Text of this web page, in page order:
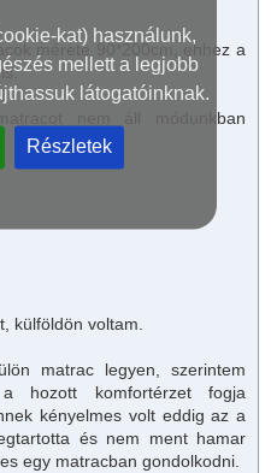
kat) használunk,
mellett a legjobb
látogatóinknak.
Részletek
ok mérete 90*200cm, ehhez a
ot nem áll módunkban
külföldön voltam.
matraclegyen, szerintem
hozott komfortérzet fogja
kényelmes volt eddig az a
és nem ment hamar
egy matracban gondolkodni.